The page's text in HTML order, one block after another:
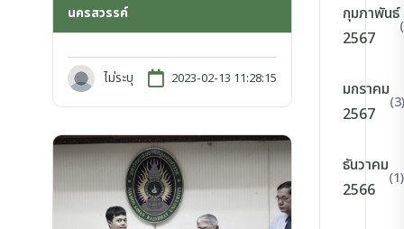
นครสวรรค์
ไม่ระบุ 2023-02-13 11:28:15
กุมภาพันธ์
2567
มกราคม
2567
(3)
ธันวาคม
2566
(1)